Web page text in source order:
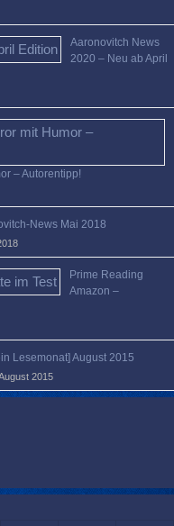
Aaronovitch News
2020 – Neu ab April
– Autorentipp!
News Mai 2018
Prime Reading
Amazon –
Lesemonat] August 2015
2015